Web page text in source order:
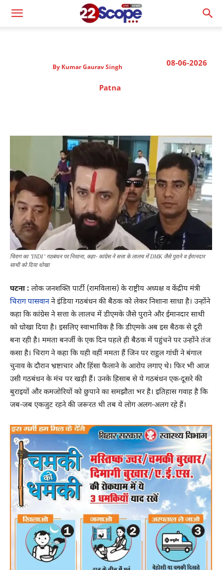
08-06-2026
By Kumar Gaurav Singh
Patna
चिराग का 'INDI' गठबंधन पर निशाना, कहा- कांग्रेस ने सत्ता के लालच में DMK जैसे पुराने व ईमानदार
साथी को दिया धोखा
पटना : लोक जनशक्ति पार्टी (रामविलास) के राष्ट्रीय अध्यक्ष व केंद्रीय मंत्री
चिराग पासवानने इंडिया गठबंधन की बैठक को लेकर निशाना साधा है। उन्होंने
कहा कि कांग्रेस ने सत्ता के लालच में डीएमके जैसे पुराने और ईमानदार साथी
को धोखा दिया है। इसलिए स्वाभाविक है कि डीएमके अब इस बैठक से दूरी
बना रही है। ममता बनर्जी के एक दिन पहले ही बैठक में पहुंचने पर उन्होंने तंज
कसा है। चिराग ने कहा कि यही वहीं ममता हैं जिन पर राहुल गांधी ने बंगाल
चुनाव के दौरान भ्रष्टाचार और हिंसा फैलाने के आरोप लगाए थे। फिर भी आज
उसी गठबंधन के मंच पर खड़ी हैं। उनके हिसाब से ये गठबंधन एक-दूसरे की
बुराइयों और कमजोरियों को छुपाने का समझौता भर है। इतिहास गवाह है कि
जब-जब एकजुट रहने की जरूरत थी तब ये लोग अलग-अलग रहे हैं।